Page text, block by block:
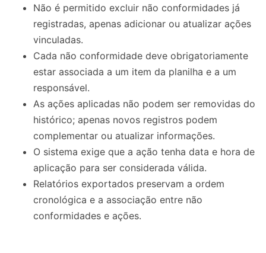
Não é permitido excluir não conformidades já
registradas, apenas adicionar ou atualizar ações
vinculadas.
Cada não conformidade deve obrigatoriamente
estar associada a um item da planilha e a um
responsável.
As ações aplicadas não podem ser removidas do
histórico; apenas novos registros podem
complementar ou atualizar informações.
O sistema exige que a ação tenha data e hora de
aplicação para ser considerada válida.
Relatórios exportados preservam a ordem
cronológica e a associação entre não
conformidades e ações.